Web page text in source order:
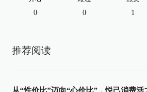
0 0 1
推荐阅读
从“性价比”迈向“心价比”，悦己消费活